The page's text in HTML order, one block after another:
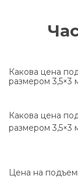
Какова цена
размером 3,5×3
Какова цена
размером 3,5×3
Цена на